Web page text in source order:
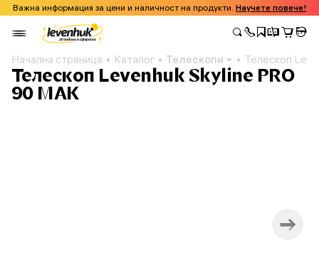
Важна информация за цени и наличност на продукти. Научете повече!
Начална страница Каталог Телескопи Телескоп
Телескоп Levenhuk Skyline PRO
90 MAK